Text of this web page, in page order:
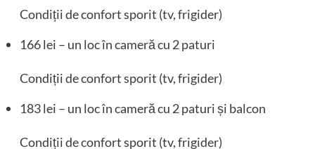
Condiții de confort sporit (tv, frigider)
166 lei – un loc în cameră cu 2 paturi
Condiții de confort sporit (tv, frigider)
183 lei – un loc în cameră cu 2 paturi și balcon
Condiții de confort sporit (tv, frigider)